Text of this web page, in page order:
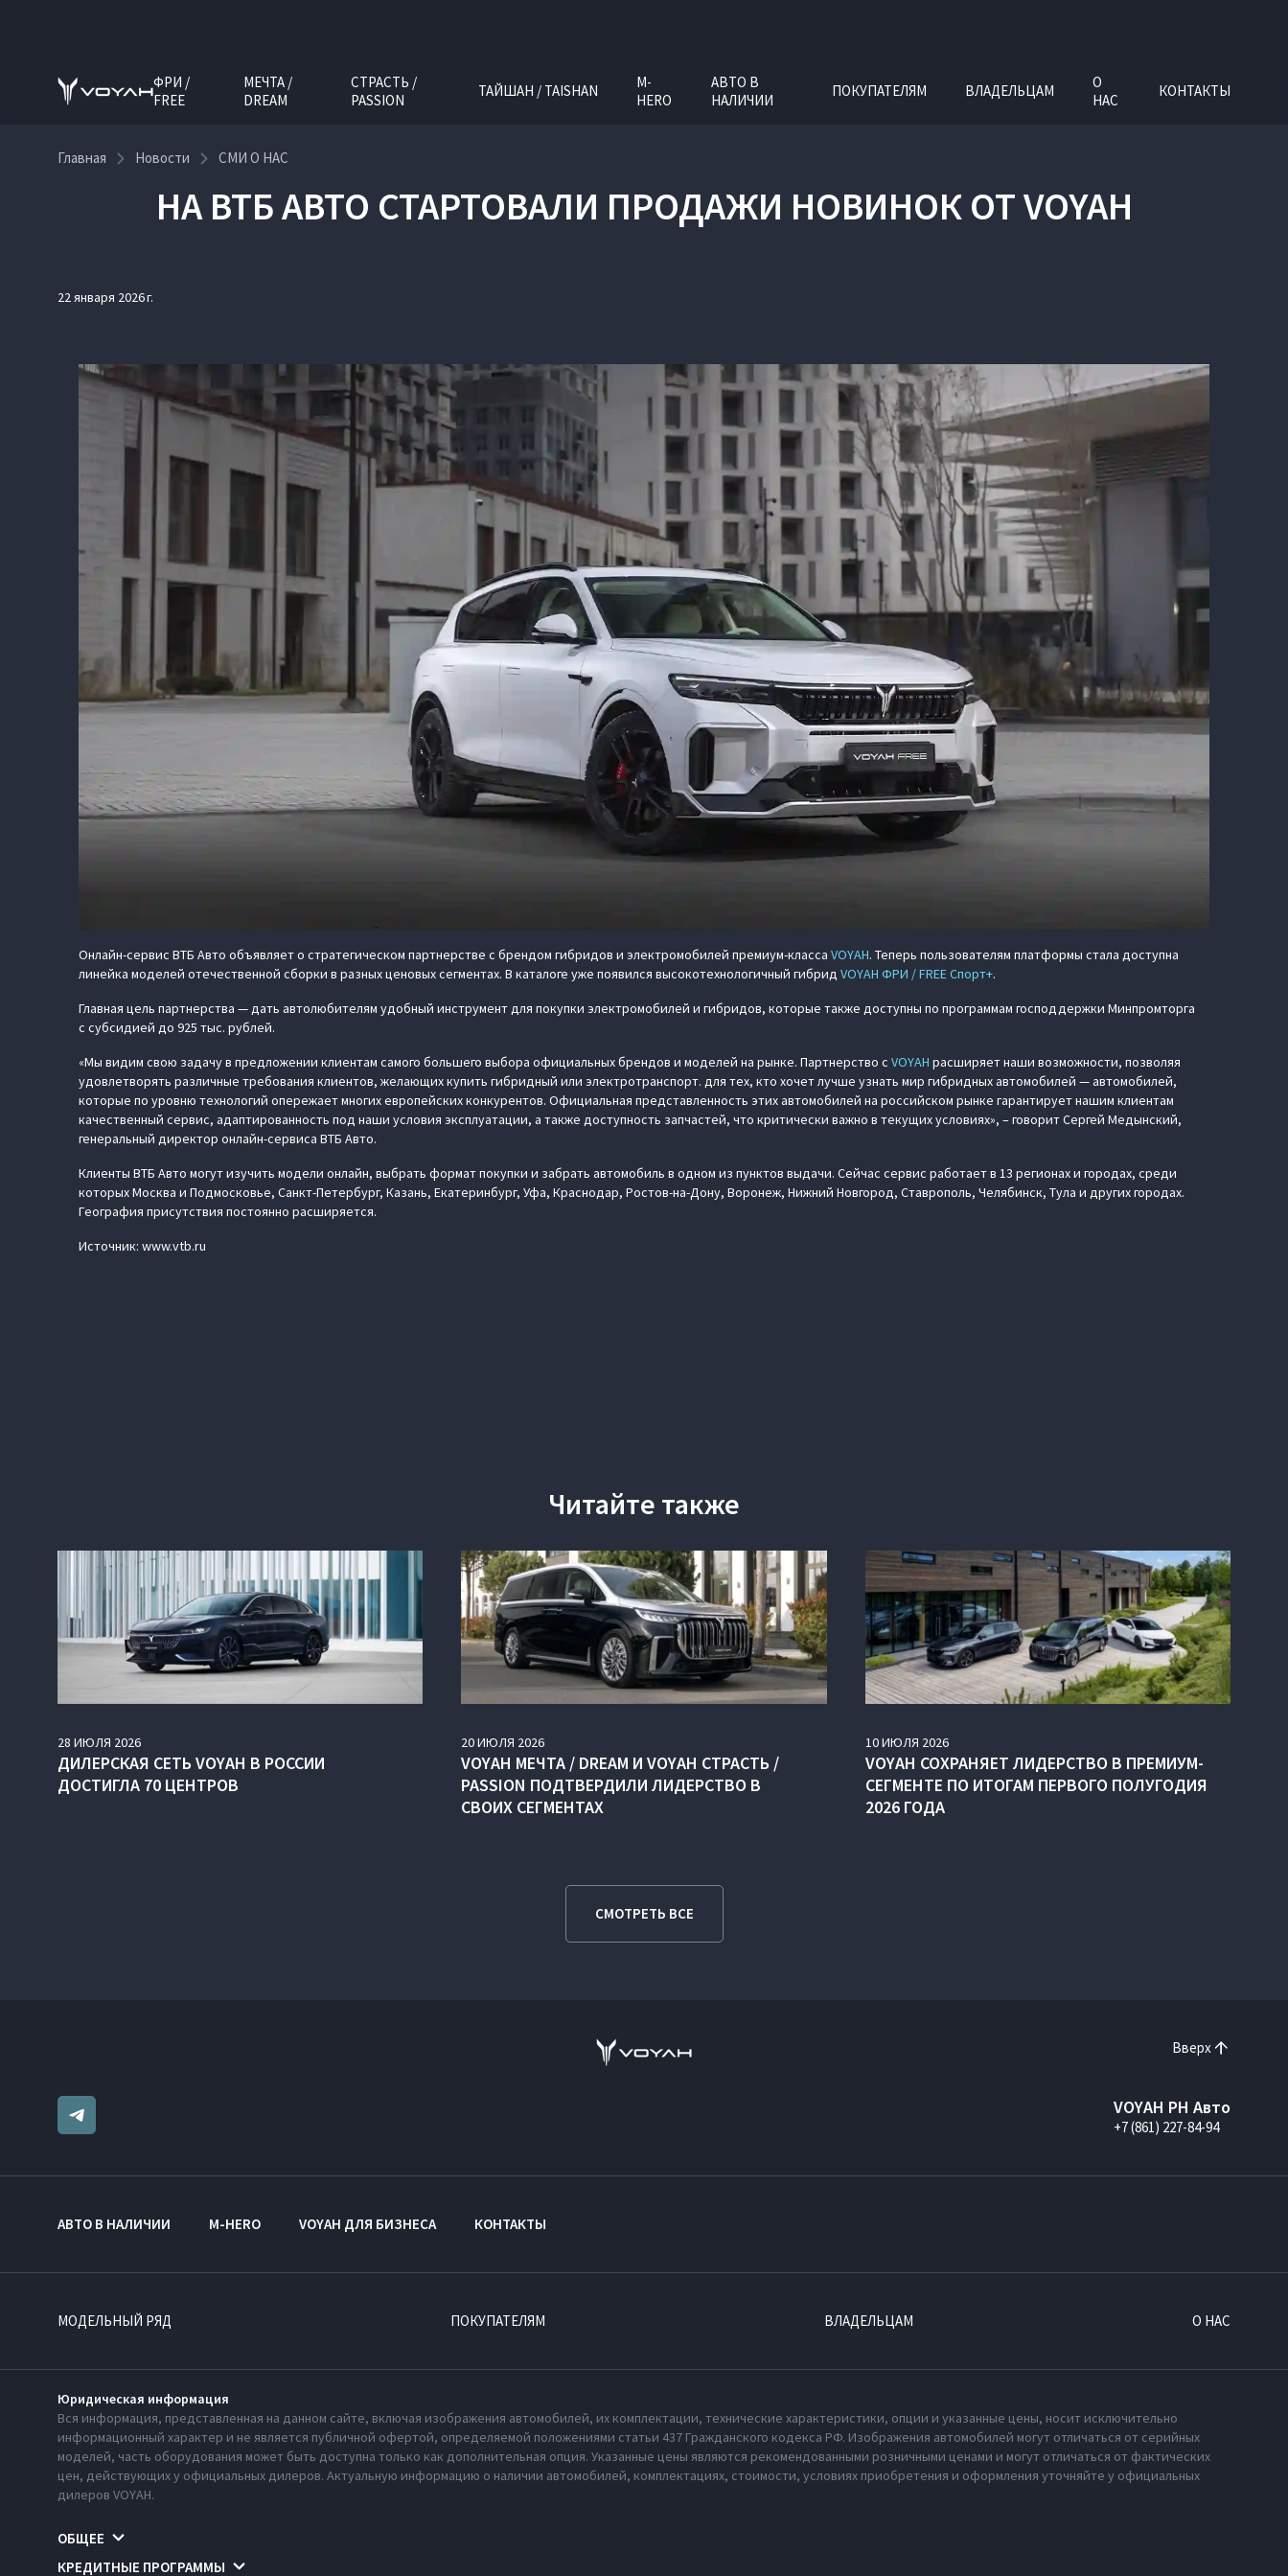
ФРИ /
FREE
МЕЧТА /
DREAM
СТРАСТЬ /
PASSION
ТАЙШАН / TAISHAN
M-
HERO
АВТО В
НАЛИЧИИ
ПОКУПАТЕЛЯМ ВЛАДЕЛЬЦАМ
О
НАС
КОНТАКТЫ
Главная Новости СМИ О НАС
НА ВТБ АВТО СТАРТОВАЛИ ПРОДАЖИ НОВИНОК ОТ VOYAH
22 января 2026 г.
Онлайн-сервис ВТБ Авто объявляет о стратегическом партнерстве с брендом гибридов и электромобилей премиум-класса VOYAH. Теперь пользователям платформы стала доступна
линейка моделей отечественной сборки в разных ценовых сегментах. В каталоге уже появился высокотехнологичный гибрид VOYAH ФРИ / FREE Спорт+.
Главная цель партнерства — дать автолюбителям удобный инструмент для покупки электромобилей и гибридов, которые также доступны по программам господдержки Минпромторга
с субсидией до 925 тыс. рублей.
«Мы видим свою задачу в предложении клиентам самого большего выбора официальных брендов и моделей на рынке. Партнерство с VOYAH расширяет наши возможности, позволяя
удовлетворять различные требования клиентов, желающих купить гибридный или электротранспорт. для тех, кто хочет лучше узнать мир гибридных автомобилей — автомобилей,
которые по уровню технологий опережает многих европейских конкурентов. Официальная представленность этих автомобилей на российском рынке гарантирует нашим клиентам
качественный сервис, адаптированность под наши условия эксплуатации, а также доступность запчастей, что критически важно в текущих условиях», – говорит Сергей Медынский,
генеральный директор онлайн-сервиса ВТБ Авто.
Клиенты ВТБ Авто могут изучить модели онлайн, выбрать формат покупки и забрать автомобиль в одном из пунктов выдачи. Сейчас сервис работает в 13 регионах и городах, среди
которых Москва и Подмосковье, Санкт-Петербург, Казань, Екатеринбург, Уфа, Краснодар, Ростов-на-Дону, Воронеж, Нижний Новгород, Ставрополь, Челябинск, Тула и других городах.
География присутствия постоянно расширяется.
Источник: www.vtb.ru
Читайте также
28 ИЮЛЯ 2026
ДИЛЕРСКАЯ СЕТЬ VOYAH В РОССИИ
ДОСТИГЛА 70 ЦЕНТРОВ
20ИЮЛЯ 2026
VOYAH МЕЧТА / DREAM И VOYAH СТРАСТЬ /
PASSION ПОДТВЕРДИЛИ ЛИДЕРСТВО В
СВОИХ СЕГМЕНТАХ
10ИЮЛЯ 2026
VOYAH СОХРАНЯЕТ ЛИДЕРСТВО В ПРЕМИУМ-
СЕГМЕНТЕ ПО ИТОГАМ ПЕРВОГО ПОЛУГОДИЯ
2026 ГОДА
СМОТРЕТЬ ВСЕ
Вверх
VOYAH РН Авто
+7 (861) 227-84-94
АВТО В НАЛИЧИИ M-HERO VOYAH ДЛЯ БИЗНЕСА КОНТАКТЫ
МОДЕЛЬНЫЙ РЯД ПОКУПАТЕЛЯМ ВЛАДЕЛЬЦАМ О НАС
Юридическая информация
Вся информация, представленная на данном сайте, включая изображения автомобилей, их комплектации, технические характеристики, опции и указанные цены, носит исключительно
информационный характер и не является публичной офертой, определяемой положениями статьи 437 Гражданского кодекса РФ. Изображения автомобилей могут отличаться от серийных
моделей, часть оборудования может быть доступна только как дополнительная опция. Указанные цены являются рекомендованными розничными ценами и могут отличаться от фактических
цен, действующих у официальных дилеров. Актуальную информацию о наличии автомобилей, комплектациях, стоимости, условиях приобретения и оформления уточняйте у официальных
дилеров VOYAH.
ОБЩЕЕ
КРЕДИТНЫЕ ПРОГРАММЫ